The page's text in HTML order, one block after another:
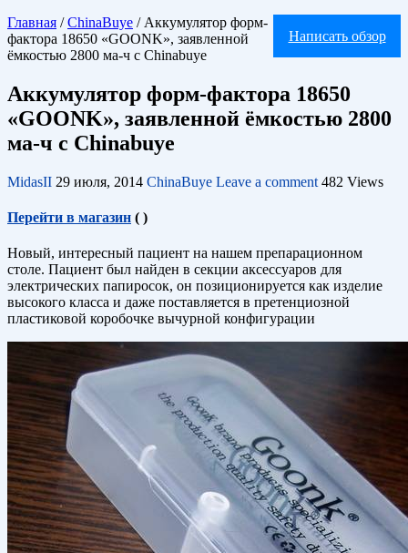
Написать обзор
Главная / ChinaBuye / Аккумулятор форм-
фактора 18650 «GOONK», заявленной
ёмкостью 2800 ма-ч c Chinabuye
Аккумулятор форм-фактора 18650
«GOONK», заявленной ёмкостью 2800
ма-ч c Chinabuye
MidasII 29 июля, 2014 ChinaBuye Leave a comment 482 Views
Перейти в магазин ( )
Новый, интересный пациент на нашем препарационном
столе. Пациент был найден в секции аксессуаров для
электрических папиросок, он позиционируется как изделие
высокого класса и даже поставляется в претенциозной
пластиковой коробочке вычурной конфигурации